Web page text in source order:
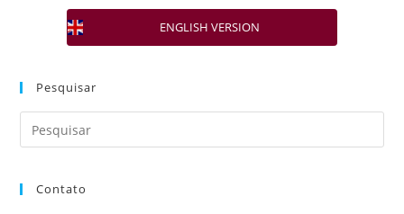
ENGLISH VERSION
Pesquisar
Contato